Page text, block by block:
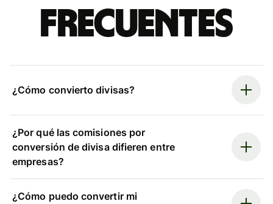
frecuentes
¿Cómo convierto divisas?
¿Por qué las comisiones por
conversión de divisa difieren entre
empresas?
¿Cómo puedo convertir mi